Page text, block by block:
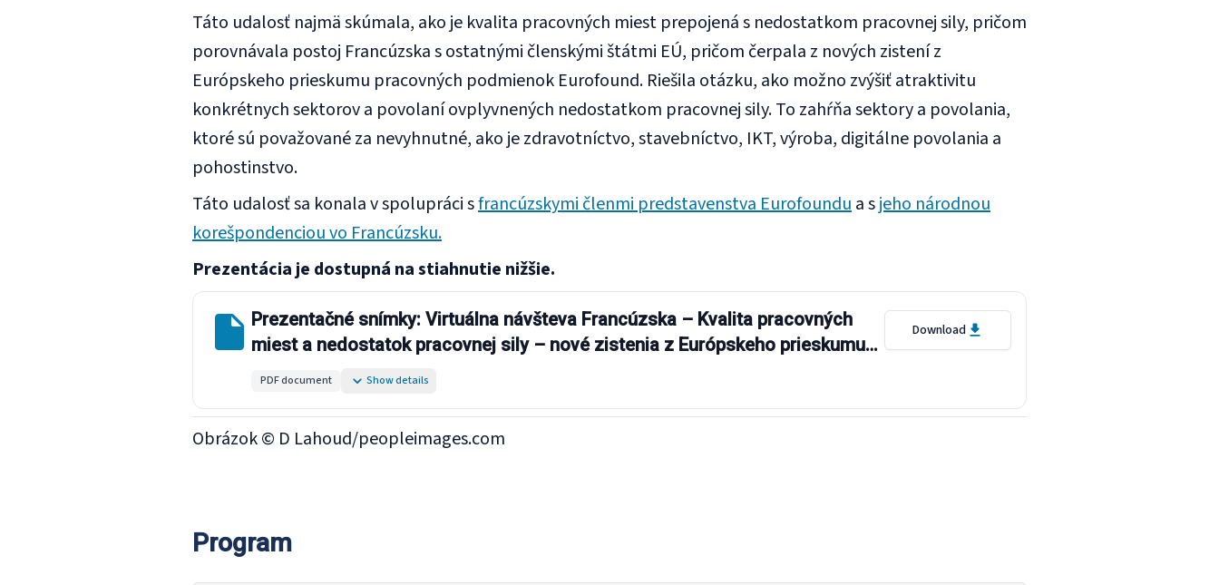
Táto udalosť najmä skúmala, ako je kvalita pracovných miest prepojená s nedostatkom pracovnej sily, pričom
porovnávala postoj Francúzska s ostatnými členskými štátmi EÚ, pričom čerpala z nových zistení z
Európskeho prieskumu pracovných podmienok Eurofound. Riešila otázku, ako možno zvýšiť atraktivitu
konkrétnych sektorov a povolaní ovplyvnených nedostatkom pracovnej sily. To zahŕňa sektory a povolania,
ktoré sú považované za nevyhnutné, ako je zdravotníctvo, stavebníctvo, IKT, výroba, digitálne povolania a
pohostinstvo.
Táto udalosť sa konala v spolupráci sfrancúzskymi členmi predstavenstva Eurofoundua sjeho národnou
korešpondenciou vo Francúzsku.
Prezentácia je dostupná na stiahnutie nižšie.
Prezentačné snímky: Virtuálna návšteva Francúzska – Kvalita pracovných
miest a nedostatok pracovnej sily – nové zistenia z Európskeho prieskumu
PDF document Show details
Download
Obrázok © D Lahoud/peopleimages.com
Program